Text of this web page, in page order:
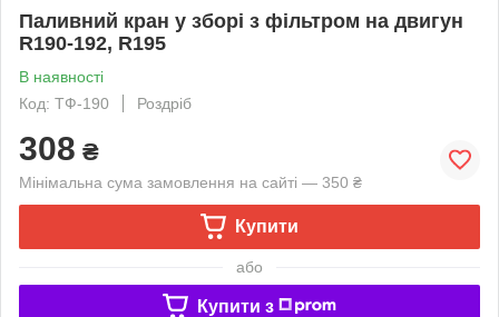
Паливний кран у зборі з фільтром на двигун
R190-192, R195
В наявності
Код: ТФ-190
Роздріб
308 ₴
Мінімальна сума замовлення на сайті — 350 ₴
Купити
або
Купити з